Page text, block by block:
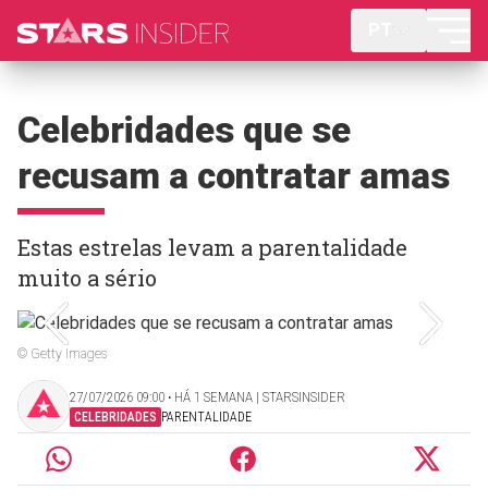
Celebridades que se
recusam a contratar amas
Estas estrelas levam a parentalidade
muito a sério
© Getty Images
27/07/2026 09:00 ‧ HÁ 1 SEMANA | STARSINSIDER
CELEBRIDADES PARENTALIDADE